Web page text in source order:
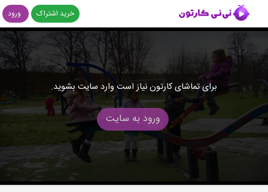
خرید اشتراک ورود
برای تماشای کارتون نیاز است وارد سایت بشوید.
ورود به سایت